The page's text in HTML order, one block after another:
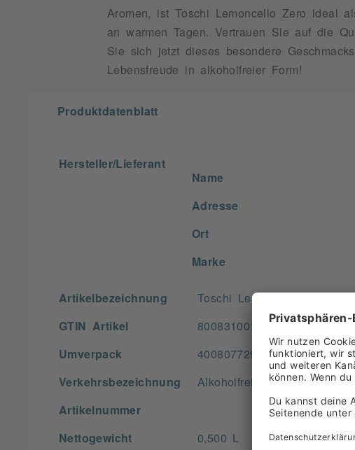
Aromen, ist Toschi Lemoncello Zero ideal
an warmen Tagen. Vertrauen Sie auf die
Sie sich jetzt dieses besondere
Lebensfreude in alkoholfreier Form!
Produktdatenblatt
Hersteller/Lieferant
Name
Adresse
Ort
Marke
Artikelbezeichnung Toschi Lemoncello Zero
GTIN Artikel 8008310011077
Umverpack 4008077299804
Verkehrsbezeichnung Alkoholfreies Getränk mit
Artikelnummer
Nettogewicht 0,500 L